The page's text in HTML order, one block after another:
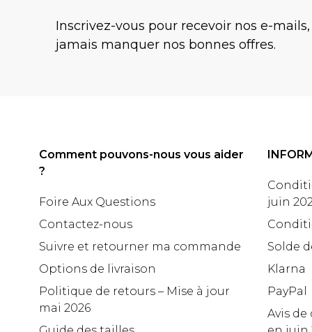
Inscrivez-vous pour recevoir nos e-
jamais manquer nos bonnes offres.
Comment pouvons-nous vous aider
?
Foire Aux Questions
Contactez-nous
Suivre et retourner ma commande
Options de livraison
Politique de retours – Mise à jour
mai 2026
juin
Solde
Klarna
PayPal
Avis